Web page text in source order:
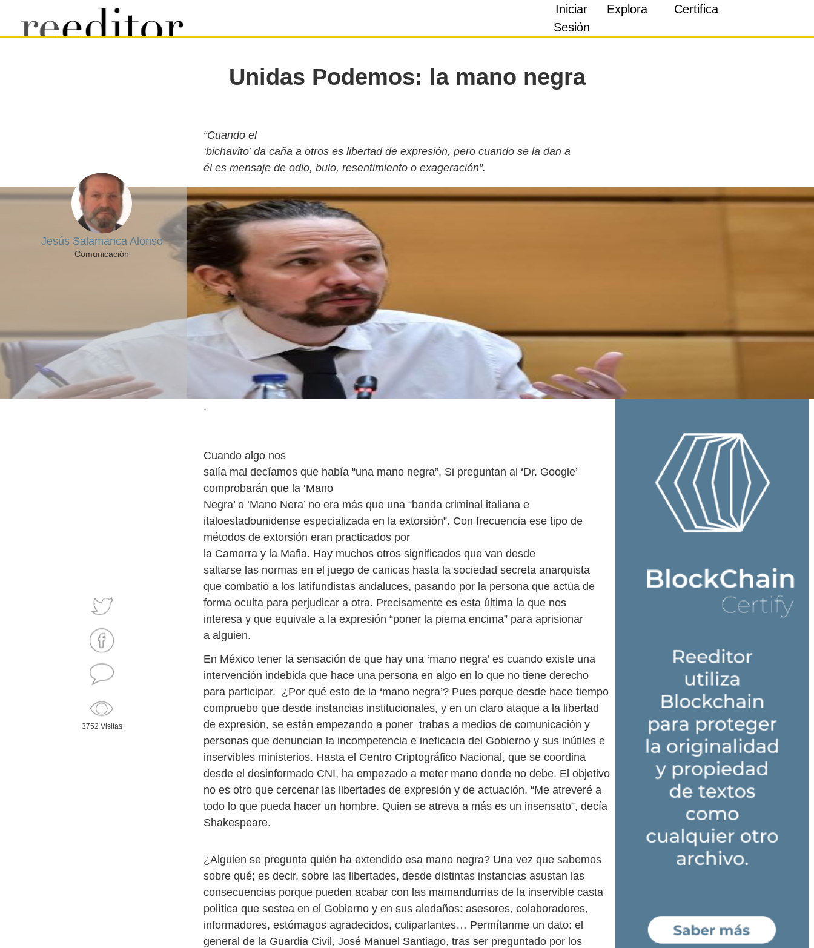
Iniciar
Sesión
Explora Certifica
Jesús Salamanca Alonso
Comunicación
Unidas Podemos: la mano negra
“Cuando el
‘bichavito’ da caña a otros es libertad de expresión, pero cuando se la dan a
él es mensaje de odio, bulo, resentimiento o exageración”.
3752 Visitas
.
Cuando algo nos
salía mal decíamos que había “una mano negra”. Si preguntan al ‘Dr. Google’
comprobarán que la ‘Mano
Negra’ o ‘Mano Nera’ no era más que una “banda criminal italiana e
italoestadounidense especializada en la extorsión”. Con frecuencia ese tipo de
métodos de extorsión eran practicados por
la Camorra y la Mafia. Hay muchos otros significados que van desde
saltarse las normas en el juego de canicas hasta la sociedad secreta anarquista
que combatió a los latifundistas andaluces, pasando por la persona que actúa de
forma oculta para perjudicar a otra. Precisamente es esta última la que nos
interesa y que equivale a la expresión “poner la pierna encima” para aprisionar
a alguien.
En México tener la sensación de que hay una ‘mano negra’ es cuando existe una
intervención indebida que hace una persona en algo en lo que no tiene derecho
para participar. ¿Por qué esto de la ‘mano negra’? Pues porque desde hace tiempo
compruebo que desde instancias institucionales, y en un claro ataque a la libertad
de expresión, se están empezando a poner trabas a medios de comunicación y
personas que denuncian la incompetencia e ineficacia del Gobierno y sus inútiles e
inservibles ministerios. Hasta el Centro Criptográfico Nacional, que se coordina
desde el desinformado CNI, ha empezado a meter mano donde no debe. El objetivo
no es otro que cercenar las libertades de expresión y de actuación. “Me atreveré a
todo lo que pueda hacer un hombre. Quien se atreva a más es un insensato”, decía
Shakespeare.
¿Alguien se pregunta quién ha extendido esa mano negra? Una vez que sabemos
sobre qué; es decir, sobre las libertades, desde distintas instancias asustan las
consecuencias porque pueden acabar con las mamandurrias de la inservible casta
política que sestea en el Gobierno y en sus aledaños: asesores, colaboradores,
informadores, estómagos agradecidos, culiparlantes… Permítanme un dato: el
general de la Guardia Civil, José Manuel Santiago, tras ser preguntado por los